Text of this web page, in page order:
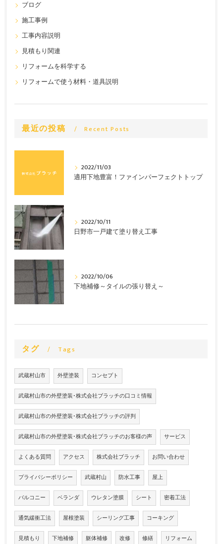
ブログ
施工事例
工事内容説明
見積もり関連
リフォームを科学する
リフォームで使う材料・道具説明
最近の投稿 Recent Posts
2022/11/03
適用下地豊富！ファインパーフェクトトップ
2022/10/11
日野市一戸建て塗り替え工事
2022/10/06
下地補修～タイルの張り替え～
タグ Tags
武蔵村山市 外壁塗装 コンセプト
武蔵村山市の外壁塗装･株式会社ブラッチの口コミ情報
武蔵村山市の外壁塗装･株式会社ブラッチの評判
武蔵村山市の外壁塗装･株式会社ブラッチのお客様の声 サービス
よくある質問 アクセス 株式会社ブラッチ お問い合わせ
プライバシーポリシー 武蔵村山 防水工事 屋上
バルコニー ベランダ ウレタン塗膜 シート 密着工法
通気緩衝工法 屋根塗装 シーリング工事 コーキング
見積もり 下地補修 躯体補修 改修 修繕 リフォーム